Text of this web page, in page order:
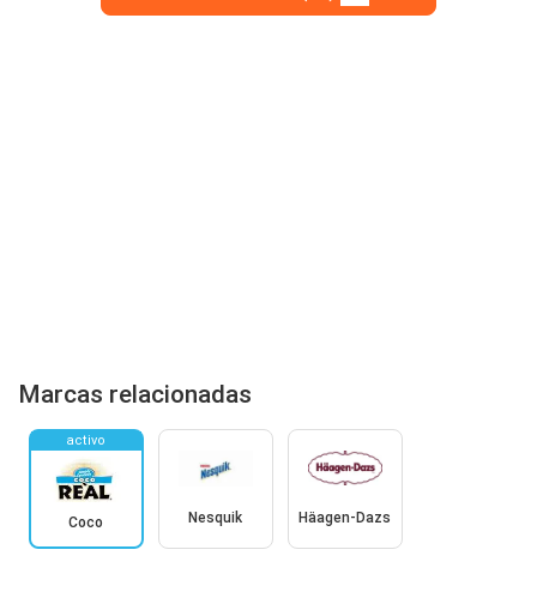
Marcas relacionadas
activo
Coco Nesquik Häagen-Dazs